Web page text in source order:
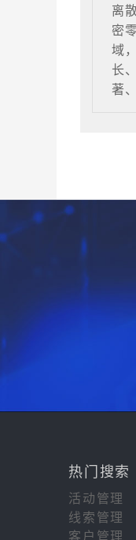
离
密
域
长
著
热门搜索
活动管理
线索管理
客户管理